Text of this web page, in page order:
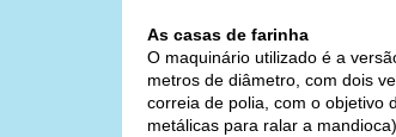
As casas de farinha
O maquinário utilizado é a
metros de diâmetro, com dois
correia de polia, com o objetivo
metálicas para ralar a